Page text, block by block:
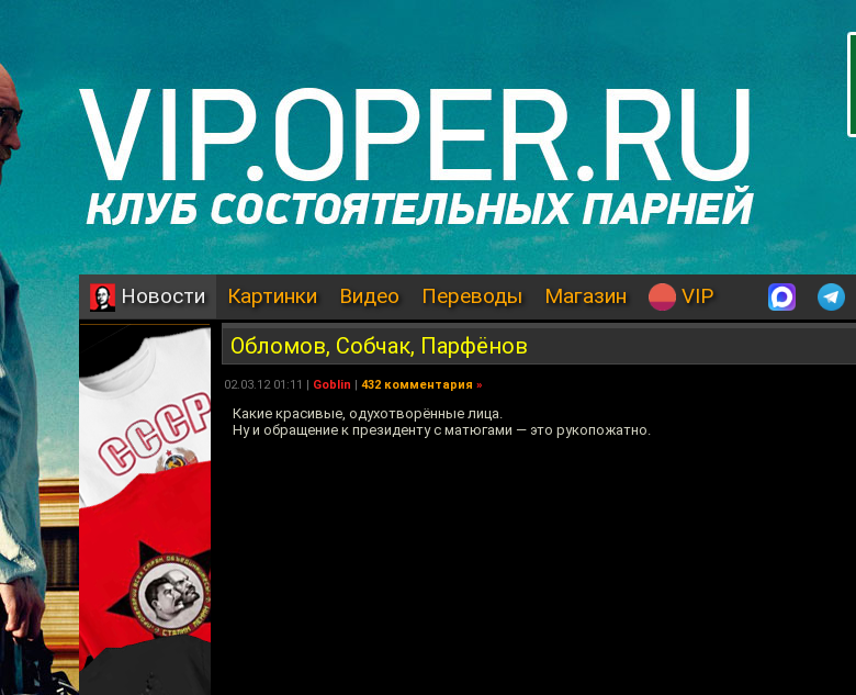
Новости Картинки Видео Переводы Магазин VIP
Обломов, Собчак, Парфёнов
02.03.12 01:11 | Goblin | 432 комментария »
Какие красивые, одухотворённые лица.
Ну и обращение к президенту с матюгами — это рукопожатно.